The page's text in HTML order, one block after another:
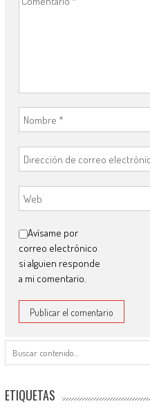
Avísame por
correo electrónico
si alguien responde
a mi comentario.
ETIQUETAS